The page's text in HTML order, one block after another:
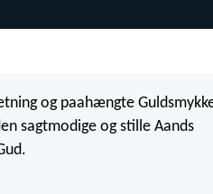
og paahængte
sagtmodige og stille Aands